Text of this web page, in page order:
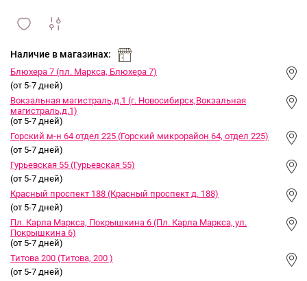
и
Наличие в магазинах:
Блюхера 7 (пл. Маркса, Блюхера 7)
(от 5-7 дней)
Вокзальная магистраль,д.1 (г. Новосибирск,Вокзальная
магистраль,д.1)
(от 5-7 дней)
Горский м-н 64 отдел 225 (Горский микрорайон 64, отдел 225)
(от 5-7 дней)
Гурьевская 55 (Гурьевская 55)
(от 5-7 дней)
Красный проспект 188 (Красный проспект д. 188)
(от 5-7 дней)
Пл. Карла Маркса, Покрышкина 6 (Пл. Карла Маркса, ул.
Покрышкина 6)
(от 5-7 дней)
Титова 200 (Титова, 200 )
(от 5-7 дней)